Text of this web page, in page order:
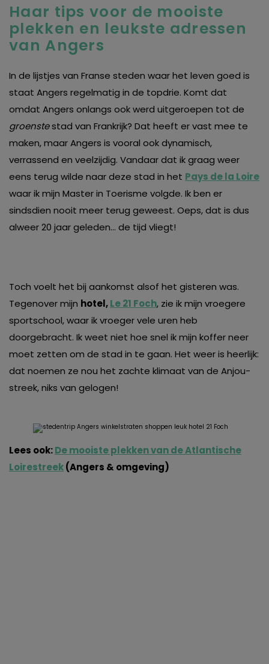
Haar tips voor de mooiste
plekken en leukste adressen
van Angers
In de lijstjes van Franse steden waar het leven goed is
staat Angers regelmatig in de topdrie. Komt dat
omdat Angers onlangs ook werd uitgeroepen tot de
groenstestad van Frankrijk? Dat heeft er vast mee te
maken, maar Angers is vooral ook dynamisch,
verrassend en veelzijdig. Vandaar dat ik graag weer
eens terug wilde naar deze stad in het Pays de la Loire
waar ik mijn Master in Toerisme volgde. Ik ben er
sindsdien nooit meer terug geweest. Oeps, dat is dus
alweer 20 jaar geleden… de tijd vliegt!
Toch voelt het bij aankomst alsof het gisteren was.
Tegenover mijn hotel,Le 21 Foch, zie ik mijn vroegere
sportschool, waar ik vroeger vele uren heb
doorgebracht. Ik weet niet hoe snel ik mijn koffer neer
moet zetten om de stad in te gaan. Het weer is heerlijk:
dat noemen ze nou het zachte klimaat van de Anjou-
streek, niks van gelogen!
Lees ook:De mooiste plekken van de Atlantische
Loirestreek(Angers & omgeving)